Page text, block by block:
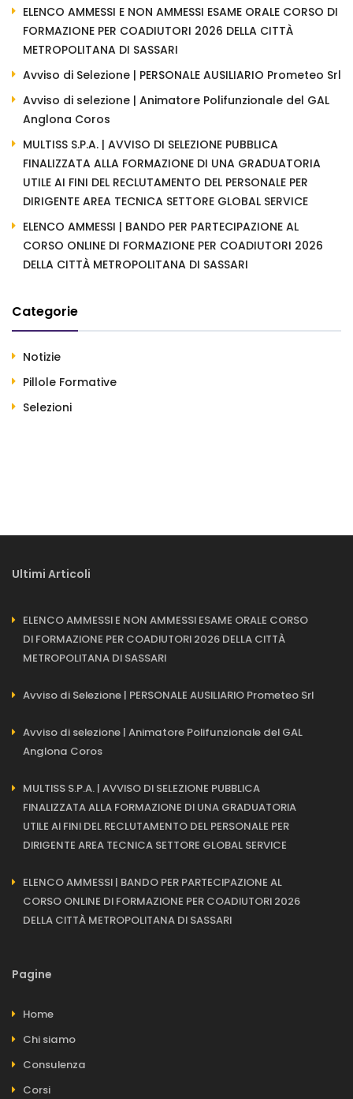
ELENCO AMMESSI E NON AMMESSI ESAME ORALE CORSO DI
FORMAZIONE PER COADIUTORI 2026 DELLA CITTÀ
METROPOLITANA DI SASSARI
Avviso di Selezione | PERSONALE AUSILIARIO Prometeo Srl
Avviso di selezione | Animatore Polifunzionale del GAL
Anglona Coros
MULTISS S.P.A. | AVVISO DI SELEZIONE PUBBLICA
FINALIZZATA ALLA FORMAZIONE DI UNA GRADUATORIA
UTILE AI FINI DEL RECLUTAMENTO DEL PERSONALE PER
DIRIGENTE AREA TECNICA SETTORE GLOBAL SERVICE
ELENCO AMMESSI | BANDO PER PARTECIPAZIONE AL
CORSO ONLINE DI FORMAZIONE PER COADIUTORI 2026
DELLA CITTÀ METROPOLITANA DI SASSARI
Categorie
Notizie
Pillole Formative
Selezioni
Ultimi Articoli
ELENCO AMMESSI E NON AMMESSI ESAME ORALE CORSO
DI FORMAZIONE PER COADIUTORI 2026 DELLA CITTÀ
METROPOLITANA DI SASSARI
Avviso di Selezione | PERSONALE AUSILIARIO Prometeo Srl
Avviso di selezione | Animatore Polifunzionale del GAL
Anglona Coros
MULTISS S.P.A. | AVVISO DI SELEZIONE PUBBLICA
FINALIZZATA ALLA FORMAZIONE DI UNA GRADUATORIA
UTILE AI FINI DEL RECLUTAMENTO DEL PERSONALE PER
DIRIGENTE AREA TECNICA SETTORE GLOBAL SERVICE
ELENCO AMMESSI | BANDO PER PARTECIPAZIONE AL
CORSO ONLINE DI FORMAZIONE PER COADIUTORI 2026
DELLA CITTÀ METROPOLITANA DI SASSARI
Pagine
Home
Chi siamo
Consulenza
Corsi